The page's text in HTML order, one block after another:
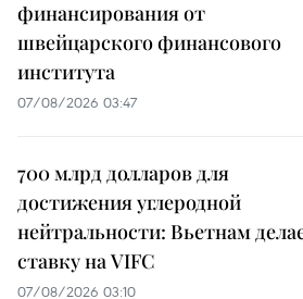
финансирования от
швейцарского финансового
института
07/08/2026 03:47
700 млрд долларов для
достижения углеродной
нейтральности: Вьетнам
ставку на VIFC
07/08/2026 03:10